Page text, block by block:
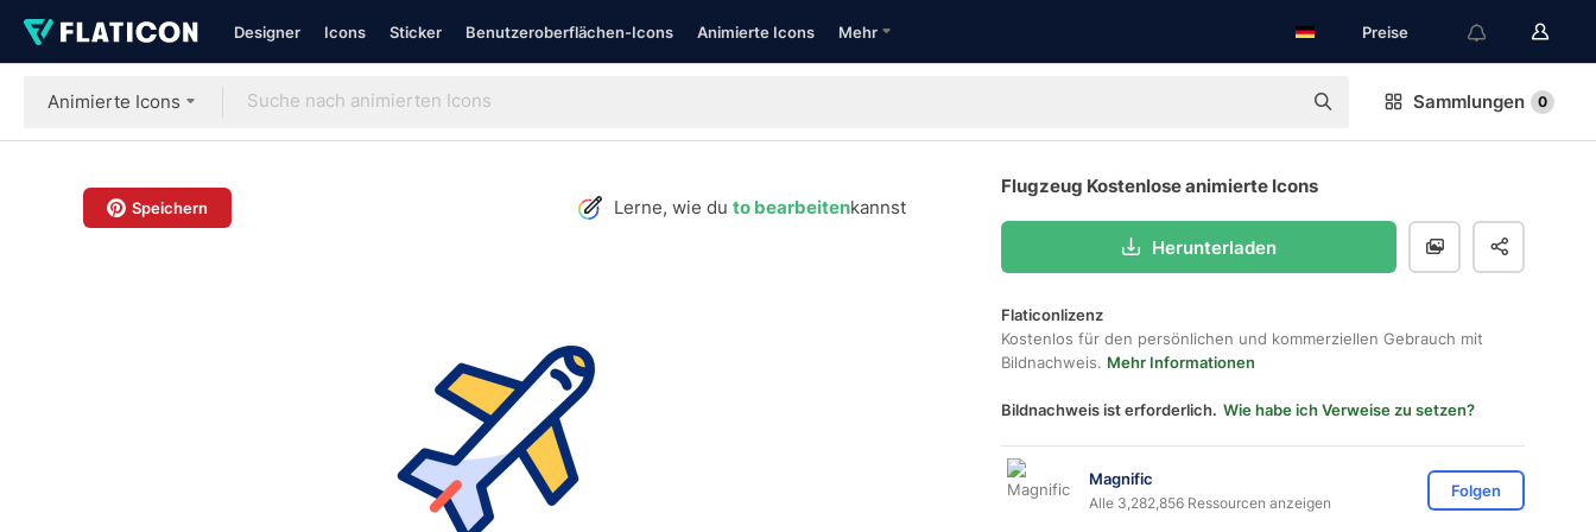
Designer Icons Sticker Benutzeroberflächen-Icons Animierte Icons Mehr Preise
Animierte Icons Sammlungen 0
Speichern Lerne, wie du to bearbeitenkannst
Flugzeug Kostenlose animierte Icons
Herunterladen
Flaticonlizenz
Kostenlos für den persönlichen und kommerziellen Gebrauch mit
Bildnachweis. Mehr Informationen
Bildnachweis ist erforderlich. Wie habe ich Verweise zu setzen?
Magnific
Alle 3,282,856 Ressourcen anzeigen
Folgen